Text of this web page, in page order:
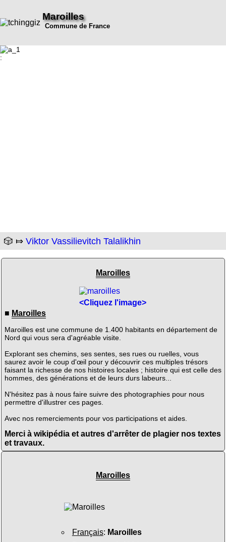
Maroilles
Commune de France
:
🎲 ⤇ Viktor Vassilievitch Talalikhin
Maroilles
<Cliquez l'image>
■ Maroilles
Maroilles est une commune de 1.400 habitants en département de
Nord qui vous sera d'agréable visite.
Explorant ses chemins, ses sentes, ses rues ou ruelles, vous
saurez avoir le coup d'œil pour y découvrir ces multiples trésors
faisant la richesse de nos histoires locales ; histoire qui est celle des
hommes, des générations et de leurs durs labeurs...
N'hésitez pas à nous faire suivre des photographies pour nous
permettre d'illustrer ces pages.
Avec nos remerciements pour vos participations et aides.
Merci à wikipédia et autres d'arrêter de plagier nos textes
et travaux.
Maroilles
Français: Maroilles